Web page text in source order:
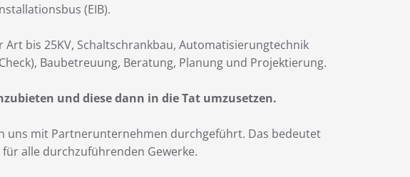
(EIB).
bis 25KV, Schaltschrankbau, Automatisierungtechnik
Baubetreuung, Beratung, Planung und Projektierung.
und diese dann in die Tat umzusetzen.
uns mit Partnerunternehmen durchgeführt. Das bedeutet
alle durchzuführenden Gewerke.